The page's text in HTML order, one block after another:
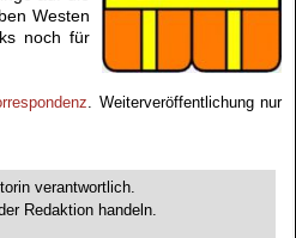
Westen
noch für
. Weiterveröffentlichung nur
verantwortlich.
Redaktion handeln.